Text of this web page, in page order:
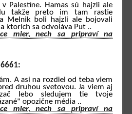
Palestíne. Hamas sú hajzli ale
takže preto im tam rastie
Melnik boli hajzli ale bojovali
ktorích sa odvoláva Put ..
mier, nech sa pripraví na
A asi na rozdiel od teba viem
druhou svetovou. Ja viem aj
lebo sledujem tie tvoje
opozične média ..
mier, nech sa pripraví na